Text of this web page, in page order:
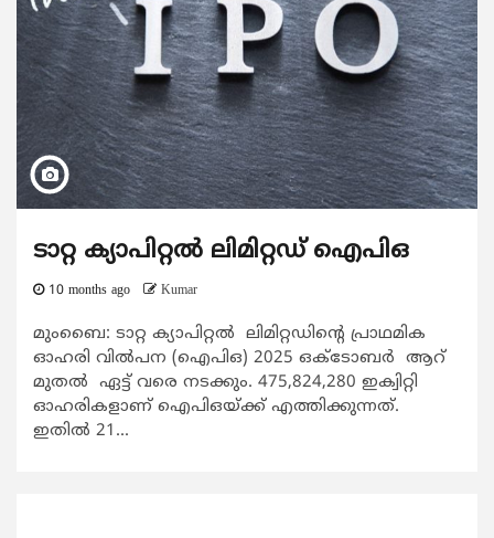
ടാറ്റ ക്യാപിറ്റൽ ലിമിറ്റഡ് ഐപിഒ
10 months ago Kumar
മുംബൈ: ടാറ്റ ക്യാപിറ്റൽ ലിമിറ്റഡിന്‍റെ പ്രാഥമിക
ഓഹരി വിൽപന (ഐപിഒ) 2025 ഒക്ടോബര്‍ ആറ്
മുതല്‍ ​ഏട്ട് വരെ നടക്കും. 475,824,280 ഇക്വിറ്റി
ഓഹരികളാണ് ഐപിഒയ്ക്ക് എത്തിക്കുന്നത്.
ഇതില്‍ 21...